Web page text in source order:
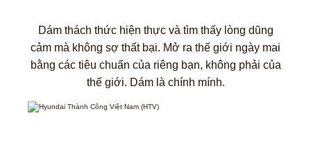
Dám thách thức hiện thực và tìm thấy lòng dũng
cảm mà không sợ thất bại. Mở ra thế giới ngày mai
bằng các tiêu chuẩn của riêng bạn, không phải của
thế giới. Dám là chính mính.